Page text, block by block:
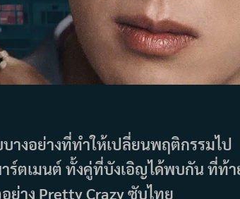
งอย่างที่ทำให้เปลี่ยนพฤติกรรมไป
ร์ตเมนต์ ทั้งคู่ที่บังเอิญได้พบกัน ที่ท้
ย่าง Pretty Crazy ซับไทย